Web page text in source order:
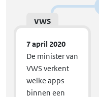
VWS
7 april 2020
De minister van
VWS verkent
welke apps
binnen een